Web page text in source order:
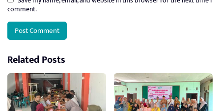
comment.
Related Posts